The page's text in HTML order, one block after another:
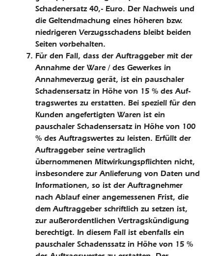
Schadenersatz 40,- Euro. Der Nachweis und
die Geltendmachung eines höheren bzw.
niedrigeren Verzugsschadens bleibt beiden
Seiten vorbehalten.
Für den Fall, dass der Auftraggeber mit der
Annahme der Ware / des Gewerkes in
Annahmeverzug gerät, ist ein pauschaler
Schadens­ersatz in Höhe von 15 % des Auf­
tragswertes zu erstatten. Bei speziell für den
Kunden an­gefertigten Waren ist ein
pauschaler Schadensersatz in Höhe von 100
% des Auftragswertes zu leisten. Erfüllt der
Auftraggeber seine vertraglich
übernommenen Mitwirkungspflichten nicht,
insbesondere zur Anlieferung von Daten und
Informationen, so ist der Auftragnehmer
nach Ablauf einer angemessenen Frist, die
dem Auftraggeber schriftlich zu setzen ist,
zur außerordentlichen Vertragskündigung
berechtigt. In diesem Fall ist ebenfalls ein
pauschaler Schadenssatz in Höhe von 15 %